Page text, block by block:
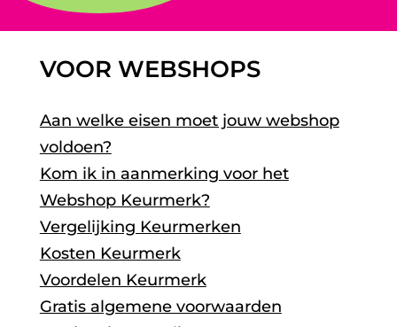
VOOR WEBSHOPS
Aan welke eisen moet jouw webshop
voldoen?
Kom ik in aanmerking voor het
Webshop Keurmerk?
Vergelijking Keurmerken
Kosten Keurmerk
Voordelen Keurmerk
Gratis algemene voorwaarden